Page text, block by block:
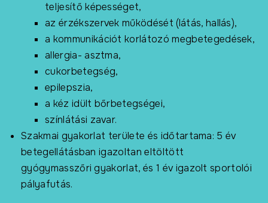
teljesítő képességet,
az érzékszervek működését (látás, hallás),
a kommunikációt korlátozó megbetegedések,
allergia- asztma,
cukorbetegség,
epilepszia,
a kéz idült bőrbetegségei,
színlátási zavar.
Szakmai gyakorlat területe és időtartama: 5 év
betegellátásban igazoltan eltöltött
gyógymasszőri gyakorlat, és 1 év igazolt sportolói
pályafutás.